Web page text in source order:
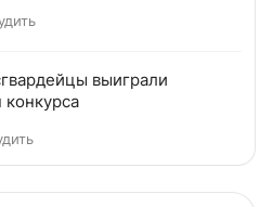
выиграли